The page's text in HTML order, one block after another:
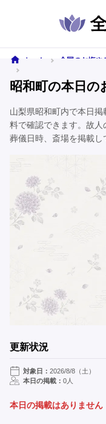
ホーム 全国のお悔や
昭和町の本日の
山梨県昭和町内で本日
料で確認できます。故人
葬儀日時、斎場を掲載し
更新状況
対象日： 2026/8/8（土）
本日の掲載： 0人
本日の掲載はありません